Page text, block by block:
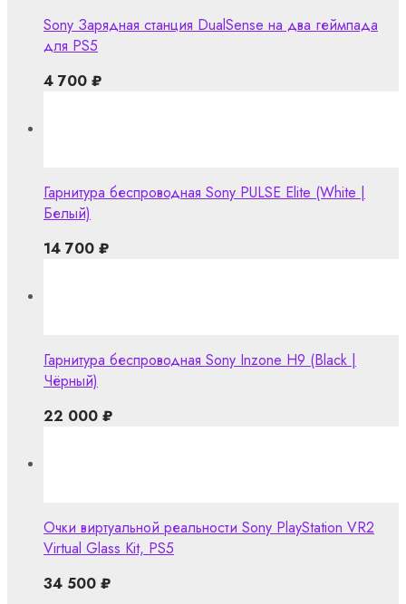
Sony Зарядная станция DualSense на два геймпада
для PS5
4 700 ₽
Гарнитура беспроводная Sony PULSE Elite (White |
Белый)
14 700 ₽
Гарнитура беспроводная Sony Inzone H9 (Black |
Чёрный)
22 000 ₽
Очки виртуальной реальности Sony PlayStation VR2
Virtual Glass Kit, PS5
34 500 ₽